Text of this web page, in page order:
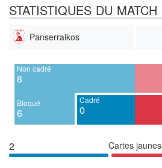
STATISTIQUES DU MATCH
Panserraikos
Non cadré
8
Bloqué
6
Cadré
0
2 Cartes jaunes